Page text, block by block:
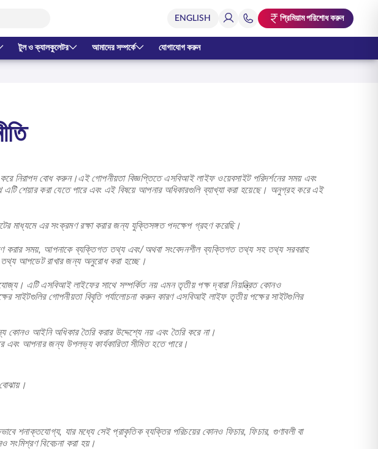
প্রিমিয়াম পরিশোধ করুন
টুল ও ক্যালকুলেটর আমাদের সম্পর্কে যোগাযোগ করুন
নিরাপদ বোধ করুন।এই গোপনীয়তা বিজ্ঞপ্তিতে এসবিআই লাইফ ওয়েবসাইট পরিদর্শনের সময় এবং
শেয়ার করা যেতে পারে এবং এই বিষয়ে আপনার অধিকারগুলি ব্যাখ্যা করা হয়েছে। অনুগ্রহ করে এই
মাধ্যমে এর সংক্রমণ রক্ষা করার জন্য যুক্তিসঙ্গত পদক্ষেপ গ্রহণ করেছি।
করার সময়, আপনাকে ব্যক্তিগত তথ্য এবং/অথবা সংবেদনশীল ব্যক্তিগত তথ্য সহ তথ্য সরবরাহ
তথ্য আপডেট রাখার জন্য অনুরোধ করা হচ্ছে।
এটি এসবিআই লাইফের সাথে সম্পর্কিত নয় এমন তৃতীয় পক্ষ দ্বারা নিয়ন্ত্রিত কোনও
সাইটগুলির গোপনীয়তা বিবৃতি পর্যালোচনা করুন কারণ এসবিআই লাইফ তৃতীয় পক্ষের সাইটগুলির
কোনও আইনি অধিকার তৈরি করার উদ্দেশ্যে নয় এবং তৈরি করে না।
এবং আপনার জন্য উপলভ্য কার্যকারিতা সীমিত হতে পারে।
শনাক্তযোগ্য, যার মধ্যে সেই প্রাকৃতিক ব্যক্তির পরিচয়ের কোনও ফিচার, ফিচার, গুণাবলী বা
বিবেচনা করা হয়।